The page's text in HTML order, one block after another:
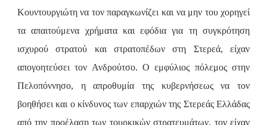
Κουντουργιώτη να τον παραγκωνίζει και να μην του χορηγεί
τα απαιτούμενα χρήματα και εφόδια για τη συγκρότηση
ισχυρού στρατού και στρατοπέδων στη Στερεά, είχαν
απογοητεύσει τον Ανδρούτσο. Ο εμφύλιος πόλεμος στην
Πελοπόννησο, η απροθυμία της κυβερνήσεως να τον
βοηθήσει και ο κίνδυνος των επαρχιών της Στερεάς Ελλάδας
από την προέλαση των τουρκικών στρατευμάτων, τον είχαν